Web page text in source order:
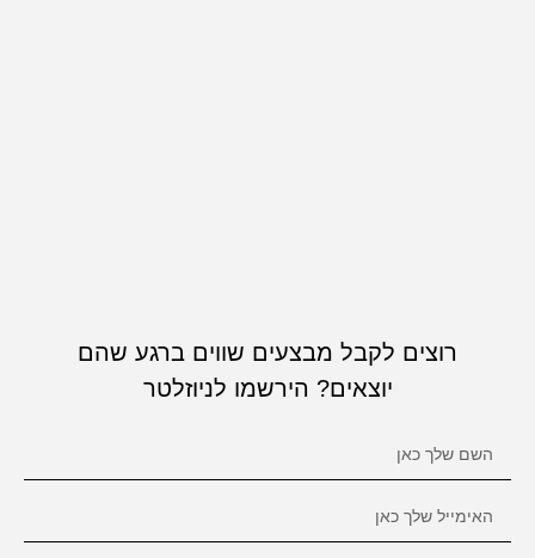
רוצים לקבל מבצעים שווים ברגע שהם
יוצאים? הירשמו לניוזלטר